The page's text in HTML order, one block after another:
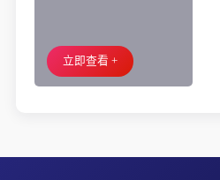
外摆、 房租2.2万/年
立即查看 +